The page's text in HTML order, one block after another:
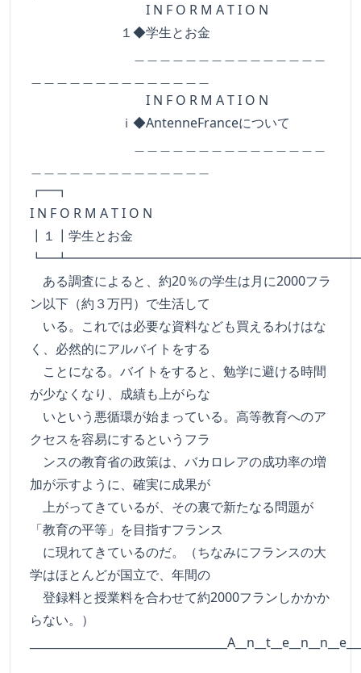
I N F O R M A T I O N
１◆学生とお金
I N F O R M A T I O N
ｉ◆AntenneFranceについて
I N F O R M A T I O N
┃１┃学生とお金
ある調査によると、約20％の学生は月に2000フラ
ン以下（約３万円）で生活して
いる。これでは必要な資料なども買えるわけはな
く、必然的にアルバイトをする
ことになる。バイトをすると、勉学に避ける時間
が少なくなり、成績も上がらな
いという悪循環が始まっている。高等教育へのア
クセスを容易にするというフラ
ンスの教育省の政策は、バカロレアの成功率の増
加が示すように、確実に成果が
上がってきているが、その裏で新たなる問題が
「教育の平等」を目指すフランス
に現れてきているのだ。（ちなみにフランスの大
学はほとんどが国立で、年間の
登録料と授業料を合わせて約2000フランしかかか
らない。）